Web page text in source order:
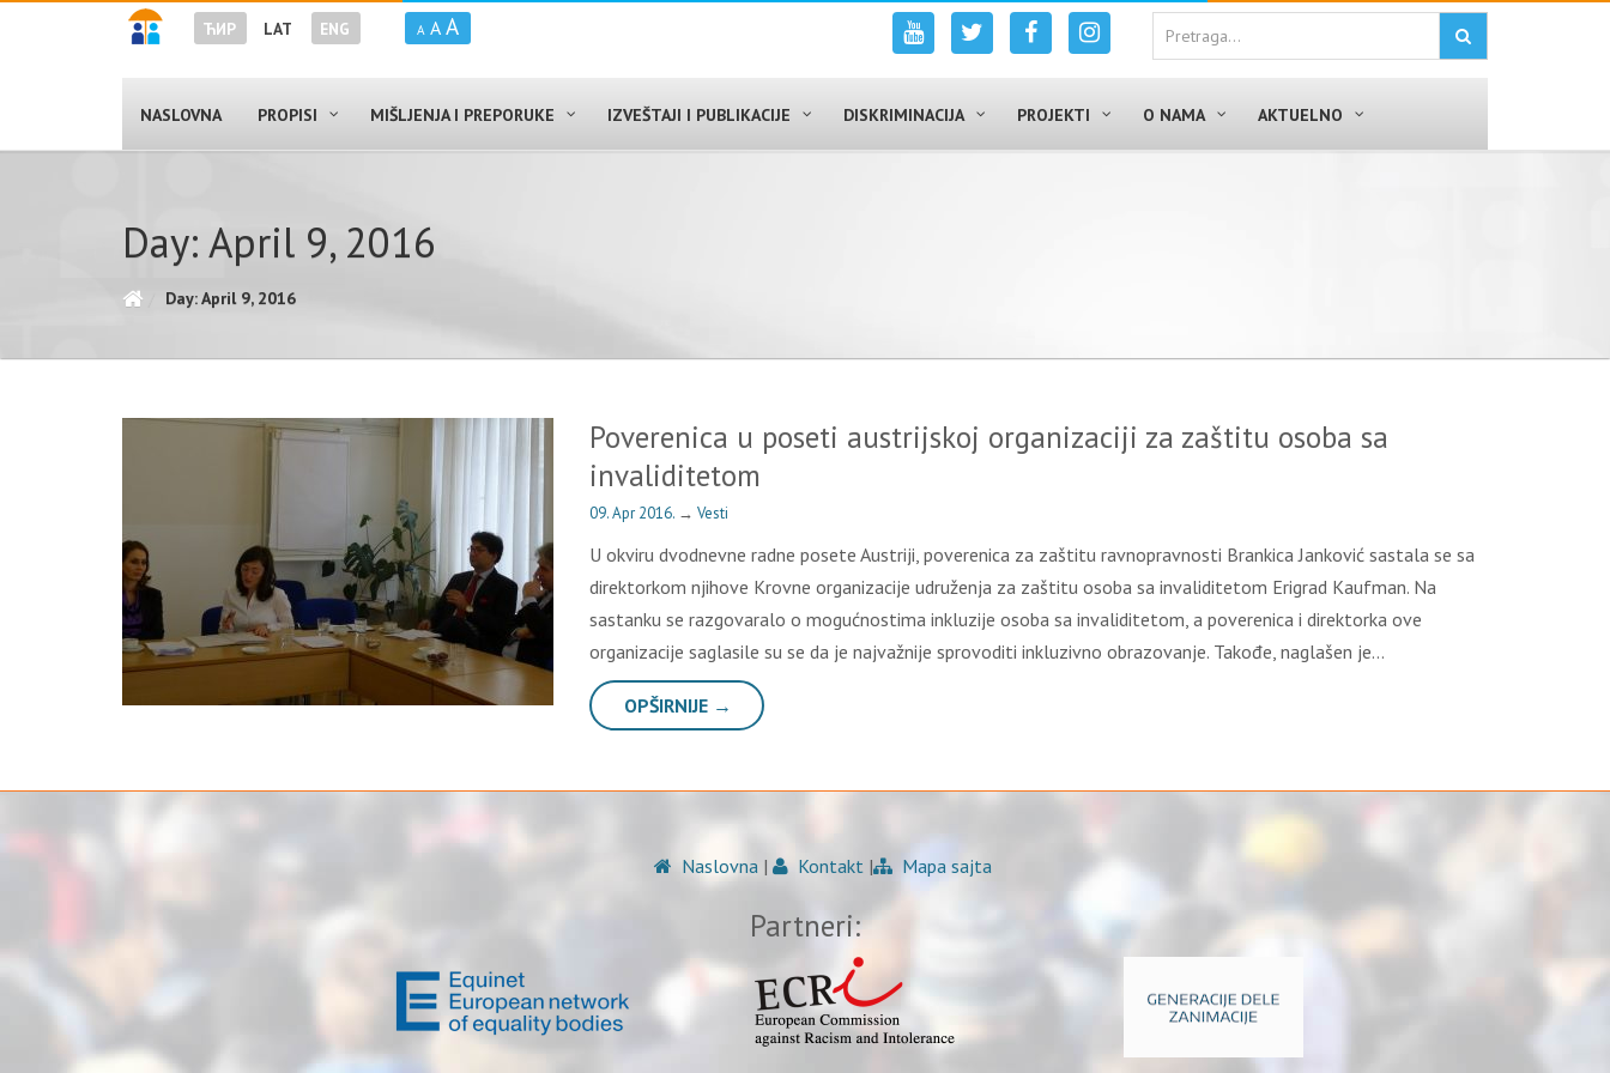
ЋИР LAT ENG A A A
NASLOVNA PROPISI MIŠLJENJA I PREPORUKE IZVEŠTAJI I PUBLIKACIJE DISKRIMINACIJA PROJEKTI O NAMA AKTUELNO
Day: April 9, 2016
Day: April 9, 2016
Poverenica u poseti austrijskoj organizaciji za zaštitu osoba sa
invaliditetom
09. Apr 2016. → Vesti
U okviru dvodnevne radne posete Austriji, poverenica za zaštitu ravnopravnosti Brankica Janković sastala se sa
direktorkom njihove Krovne organizacije udruženja za zaštitu osoba sa invaliditetom Erigrad Kaufman. Na
sastanku se razgovaralo o mogućnostima inkluzije osoba sa invaliditetom, a poverenica i direktorka ove
organizacije saglasile su se da je najvažnije sprovoditi inkluzivno obrazovanje. Takođe, naglašen je…
OPŠIRNIJE →
Naslovna | Kontakt | Mapa sajta
Partneri: